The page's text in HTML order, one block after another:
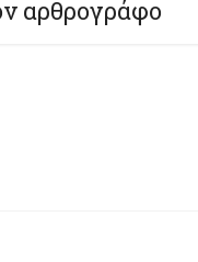
αρθρογράφο